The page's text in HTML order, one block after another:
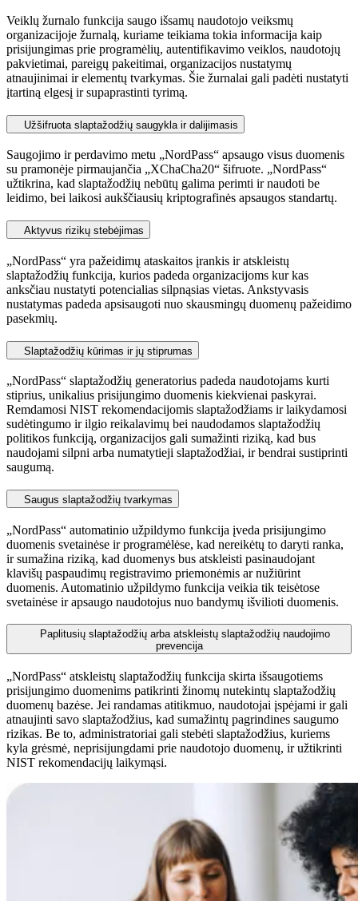
Veiklų žurnalo funkcija saugo išsamų naudotojo veiksmų
organizacijoje žurnalą, kuriame teikiama tokia informacija kaip
prisijungimas prie programėlių, autentifikavimo veiklos, naudotojų
pakvietimai, pareigų pakeitimai, organizacijos nustatymų
atnaujinimai ir elementų tvarkymas. Šie žurnalai gali padėti nustatyti
įtartiną elgesį ir supaprastinti tyrimą.
Užšifruota slaptažodžių saugykla ir dalijimasis
Saugojimo ir perdavimo metu „NordPass“ apsaugo visus duomenis
su pramonėje pirmaujančia „XChaCha20“ šifruote. „NordPass“
užtikrina, kad slaptažodžių nebūtų galima perimti ir naudoti be
leidimo, bei laikosi aukščiausių kriptografinės apsaugos standartų.
Aktyvus rizikų stebėjimas
„NordPass“ yra pažeidimų ataskaitos įrankis ir atskleistų
slaptažodžių funkcija, kurios padeda organizacijoms kur kas
anksčiau nustatyti potencialias silpnąsias vietas. Ankstyvasis
nustatymas padeda apsisaugoti nuo skausmingų duomenų pažeidimo
pasekmių.
Slaptažodžių kūrimas ir jų stiprumas
„NordPass“ slaptažodžių generatorius padeda naudotojams kurti
stiprius, unikalius prisijungimo duomenis kiekvienai paskyrai.
Remdamosi NIST rekomendacijomis slaptažodžiams ir laikydamosi
sudėtingumo ir ilgio reikalavimų bei naudodamos slaptažodžių
politikos funkciją, organizacijos gali sumažinti riziką, kad bus
naudojami silpni arba numatytieji slaptažodžiai, ir bendrai sustiprinti
saugumą.
Saugus slaptažodžių tvarkymas
„NordPass“ automatinio užpildymo funkcija įveda prisijungimo
duomenis svetainėse ir programėlėse, kad nereikėtų to daryti ranka,
ir sumažina riziką, kad duomenys bus atskleisti pasinaudojant
klavišų paspaudimų registravimo priemonėmis ar nužiūrint
duomenis. Automatinio užpildymo funkcija veikia tik teisėtose
svetainėse ir apsaugo naudotojus nuo bandymų išvilioti duomenis.
Paplitusių slaptažodžių arba atskleistų slaptažodžių naudojimo
prevencija
„NordPass“ atskleistų slaptažodžių funkcija skirta išsaugotiems
prisijungimo duomenims patikrinti žinomų nutekintų slaptažodžių
duomenų bazėse. Jei randamas atitikmuo, naudotojai įspėjami ir gali
atnaujinti savo slaptažodžius, kad sumažintų pagrindines saugumo
rizikas. Be to, administratoriai gali stebėti slaptažodžius, kuriems
kyla grėsmė, neprisijungdami prie naudotojo duomenų, ir užtikrinti
NIST rekomendacijų laikymąsi.